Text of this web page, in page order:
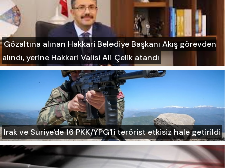
Gözaltına alınan Hakkari Belediye Başkanı Akış görevden
alındı, yerine Hakkari Valisi Ali Çelik atandı
Irak ve Suriye'de 16 PKK/YPG'li terörist etkisiz hale getirildi